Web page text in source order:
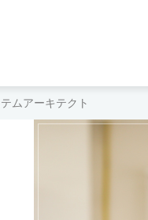
ムアーキテクト